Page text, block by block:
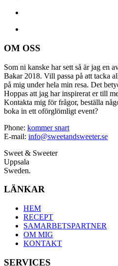
OM OSS
Som ni kanske har sett så är jag en
Bakar 2018. Vill passa på att tacka
på mig under hela min resa. Det
Hoppas att jag har inspirerat er till
Kontakta mig för frågor, beställa
boka in ett oförglömligt event?
Phone: kommer snart
E-mail: info@sweetandsweeter.se
Sweet & Sweeter
Uppsala
Sweden.
LÄNKAR
HEM
RECEPT
SAMARBETSPARTNER
OM MIG
KONTAKT
SERVICES